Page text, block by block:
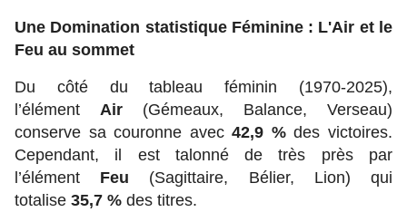
Une Domination statistique Féminine : L'Air et le
Feu au sommet
Du côté du tableau féminin (1970-2025),
l’élément Air (Gémeaux, Balance, Verseau)
conserve sa couronne avec42,9 %des victoires.
Cependant, il est talonné de très près par
l’élément Feu (Sagittaire, Bélier, Lion) qui
totalise 35,7 % des titres.